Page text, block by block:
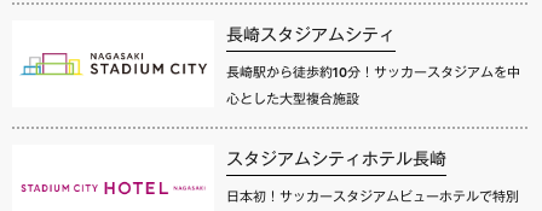
長崎スタジアムシティ
長崎駅から徒歩約10分！サッカースタジアムを中
心とした大型複合施設
スタジアムシティホテル長崎
日本初！サッカースタジアムビューホテルで特別